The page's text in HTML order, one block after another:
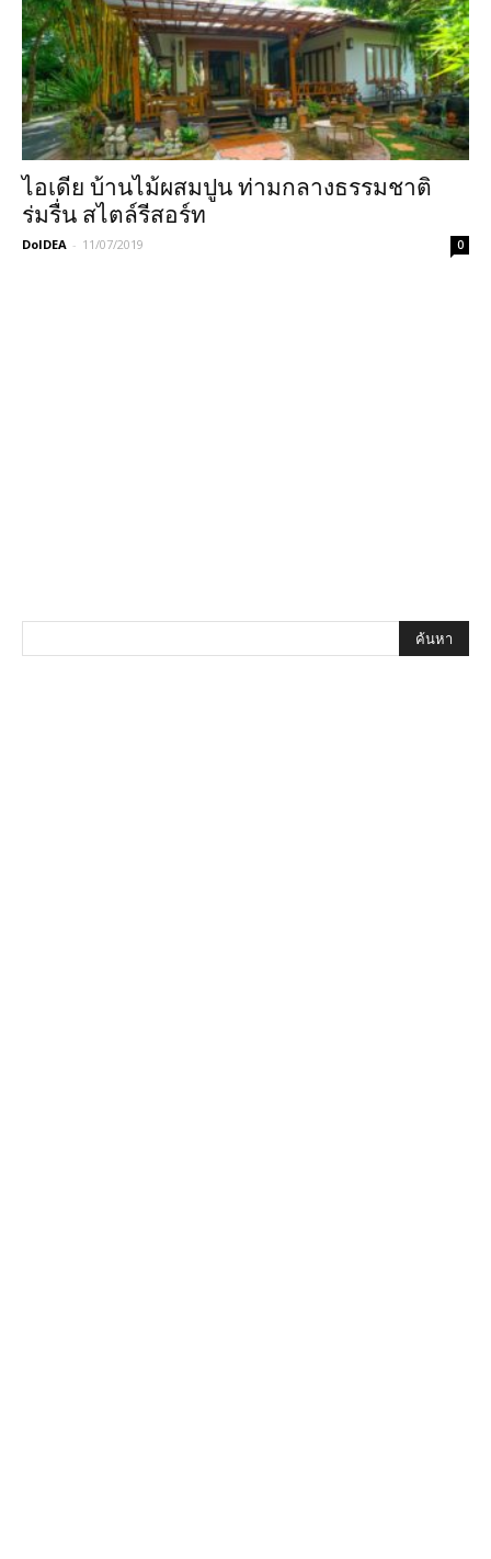
ไอเดีย บ้านไม้ผสมปูน ท่ามกลางธรรมชาติ
ร่มรื่น สไตล์รีสอร์ท
DoIDEA - 11/07/2019 0